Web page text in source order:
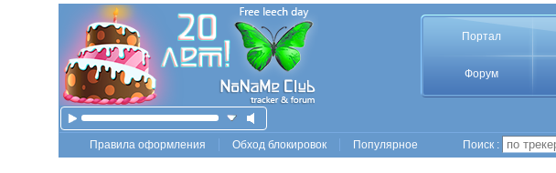
Портал
Форум
Правила оформления Обход блокировок Популярное Поиск :